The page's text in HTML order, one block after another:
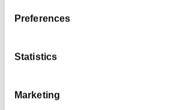
Preferences
Statistics
Marketing